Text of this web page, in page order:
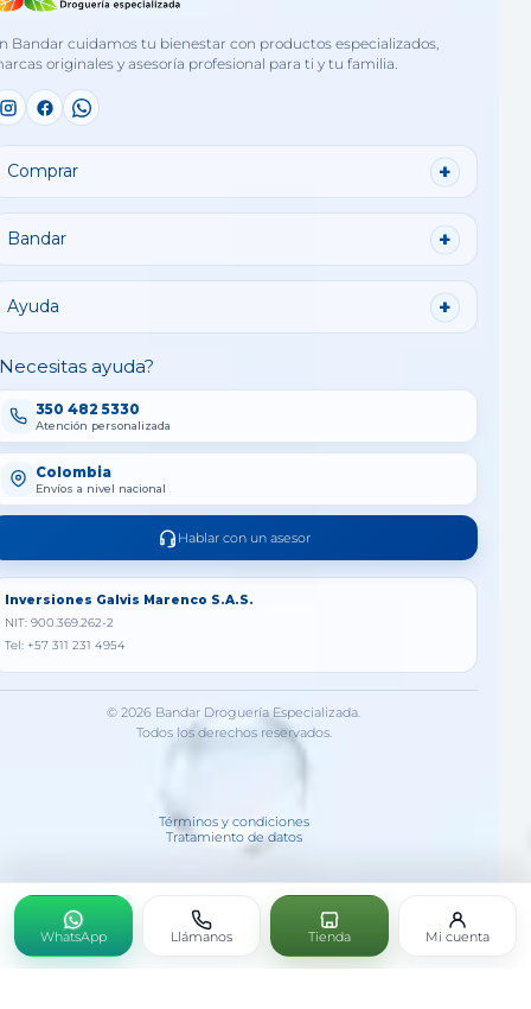
Bandar cuidamos tu bienestar con productos especializados,
originales y asesoría profesional para ti y tu familia.
Comprar
Bandar
Ayuda
ayuda?
350 482 5330
Atención personalizada
Colombia
Envíos a nivel nacional
Hablar con un asesor
Inversiones Galvis Marenco S.A.S.
NIT: 900.369.262-2
Tel: +57 311 231 4954
© 2026 Bandar Droguería Especializada.
Todos los derechos reservados.
Términos y condiciones
Tratamiento de datos
WhatsApp Llámanos Tienda Mi cuenta